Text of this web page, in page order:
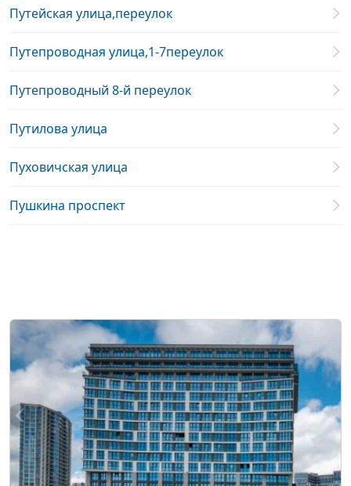
Путейская улица,переулок
Путепроводная улица,1-7переулок
Путепроводный 8-й переулок
Путилова улица
Пуховичская улица
Пушкина проспект